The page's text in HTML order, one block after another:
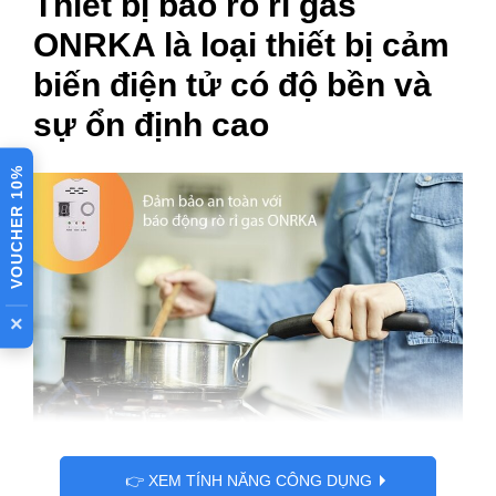
ONRKA là loại thiết bị cảm
biến điện tử có độ bền và
sự ổn định cao
👉 XEM TÍNH NĂNG CÔNG DỤNG
VOUCHER 10%
×